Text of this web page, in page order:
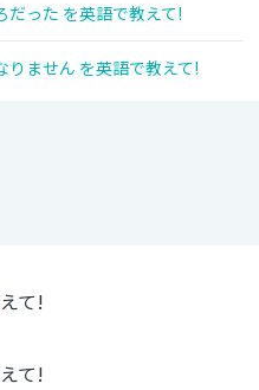
だった を英語で教えて!
ません を英語で教えて!
て!
て!